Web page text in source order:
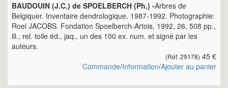
BAUDOUIN (J.C.) de SPOELBERCH (Ph.) -Arbres de
Belgiquer. Inventaire dendrologique. 1987-1992. Photographie:
Roel JACOBS. Fondation Spoelberch-Artois, 1992, 26, 508 pp.,
ill., rel. toile éd., jaq., un des 100 ex. num. et signé par les
auteurs.
(Réf. 29178) 45 €
Commande/Information/Ajouter au panier